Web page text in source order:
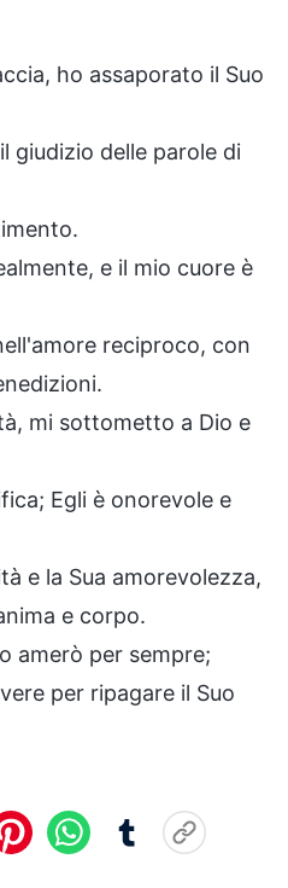
ho assaporato il Suo
giudizio delle parole di
e il mio cuore è
reciproco, con
mi sottometto a Dio e
Egli è onorevole e
e la Sua amorevolezza,
e corpo.
amerò per sempre;
per ripagare il Suo